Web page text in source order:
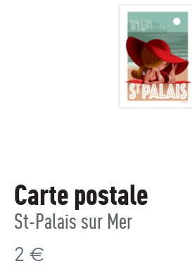
Carte postale
St-Palais sur Mer
2 €